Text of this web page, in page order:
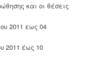
και οι θέσεις
2011 εως 04
2011 έως 10